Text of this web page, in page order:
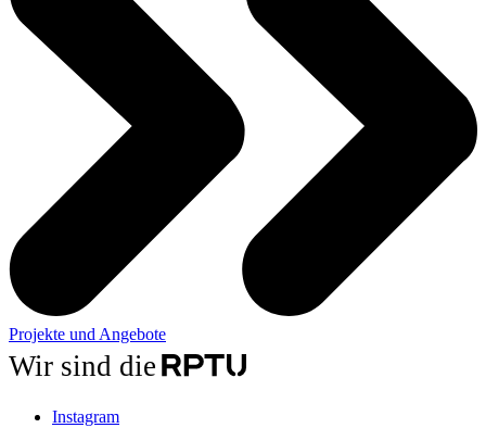
Projekte und Angebote
Wir sind die
Instagram